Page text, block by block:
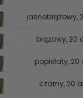
jasnobrązowy,
brązowy, 20
popielaty, 20
czarny, 20